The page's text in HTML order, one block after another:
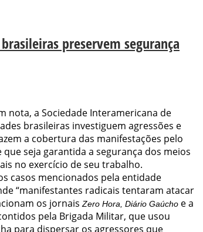
preservem segurança
nota, a Sociedade Interamericana de
brasileiras investiguem agressões e
a cobertura das manifestações pelo
seja garantida a segurança dos meios
no exercício de seu trabalho.
casos mencionados pela entidade
“manifestantes radicais tentaram atacar
os jornais Zero Hora, Diário Gaúcho e a
pela Brigada Militar, que usou
para dispersar os agressores que